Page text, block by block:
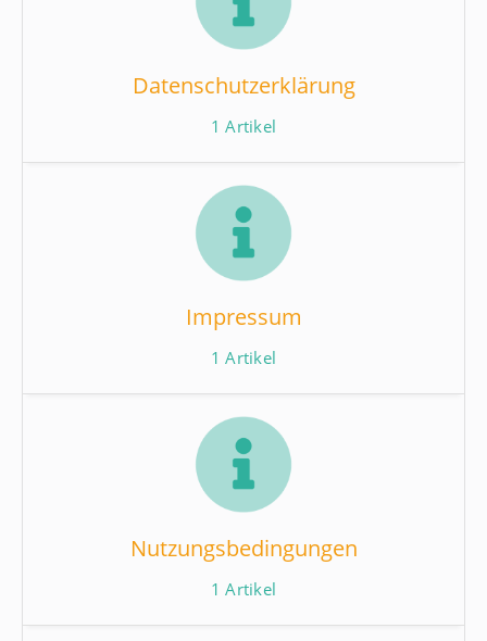
Datenschutzerklärung
1 Artikel
Impressum
1 Artikel
Nutzungsbedingungen
1 Artikel